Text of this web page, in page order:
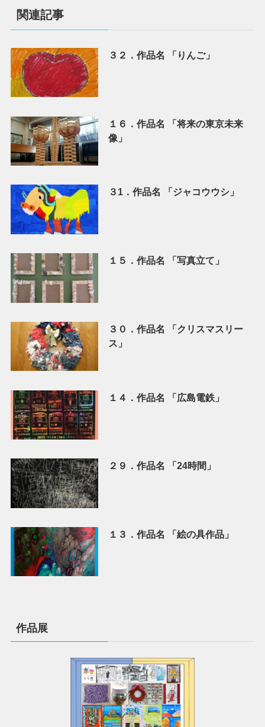
関連記事
３２．作品名 「りんご」
１６．作品名 「将来の東京未来
像」
３1．作品名 「ジャコウウシ」
１５．作品名 「写真立て」
３０．作品名 「クリスマスリー
ス」
１４．作品名 「広島電鉄」
２９．作品名 「24時間」
１３．作品名 「絵の具作品」
作品展